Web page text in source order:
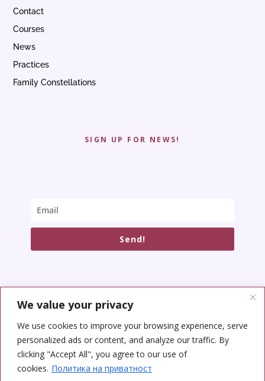
We value your privacy
We use cookies to improve your browsing experience, serve
personalized ads or content, and analyze our traffic. By
clicking "Accept All", you agree to our use of
cookies. Политика на приватност
Contact
Courses
News
Practices
Family Constellations
SIGN UP FOR NEWS!
Send!